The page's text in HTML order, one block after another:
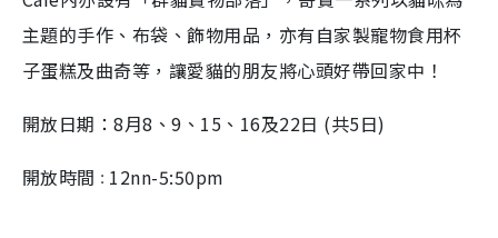
主題的手作、布袋、飾物用品，亦有自家製寵物食用杯
子蛋糕及曲奇等，讓愛貓的朋友將心頭好帶回家中！
開放日期：8月8、9、15、16及22日 (共5日)
開放時間 ： 12nn-5:50pm